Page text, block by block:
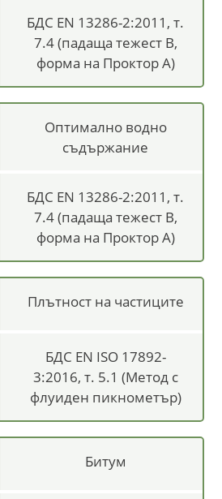
БДС EN 13286-2:2011, т.
7.4 (падаща тежест В,
форма на Проктор А)
Оптимално водно
съдържание
БДС EN 13286-2:2011, т.
7.4 (падаща тежест В,
форма на Проктор А)
Плътност на частиците
БДС EN ISO 17892-
3:2016, т. 5.1 (Метод с
флуиден пикнометър)
Битум